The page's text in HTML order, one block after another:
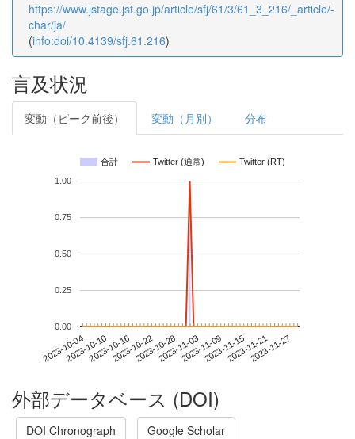
https://www.jstage.jst.go.jp/article/sfj/61/3/61_3_216/_article/-
char/ja/
(info:doi/10.4139/sfj.61.216)
言及状況
変動（ピーク前後） 変動（月別） 分布
合計 Twitter (通常) Twitter (RT)
2023-10-042023-10-102023-10-162023-10-222023-10-282023-11-032023-11-092023-11-152023-11-212023-11-27
0.00
0.25
0.50
0.75
1.00
外部データベース (DOI)
DOI Chronograph Google Scholar